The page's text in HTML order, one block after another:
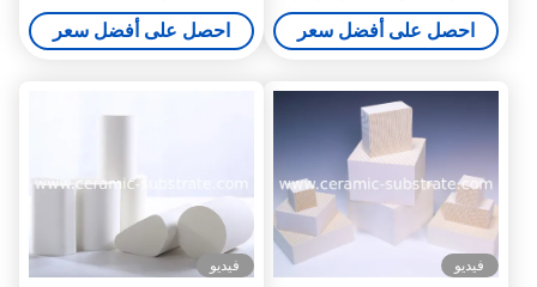
لتنقية الغاز العادم
احصل على أفضل سعر احصل على أفضل سعر
فيديو فيديو